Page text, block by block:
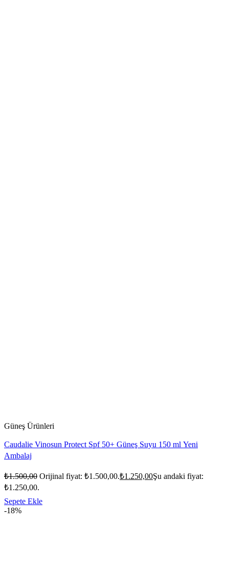
Güneş Ürünleri
Caudalie Vinosun Protect Spf 50+ Güneş Suyu 150 ml Yeni
Ambalaj
₺1.500,00 Orijinal fiyat: ₺1.500,00.₺1.250,00Şu andaki fiyat:
₺1.250,00.
Sepete Ekle
-18%